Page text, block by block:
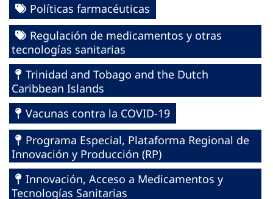
Políticas farmacéuticas
Regulación de medicamentos y otras
tecnologías sanitarias
Trinidad and Tobago and the Dutch
Caribbean Islands
Vacunas contra la COVID-19
Programa Especial, Plataforma Regional de
Innovación y Producción (RP)
Innovación, Acceso a Medicamentos y
Tecnologías Sanitarias